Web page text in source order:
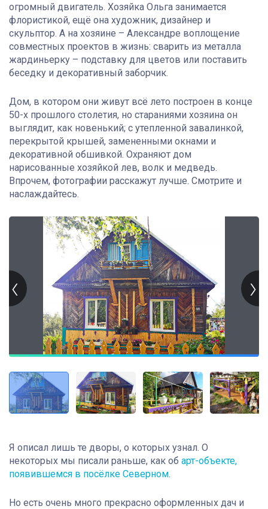
огромный двигатель. Хозяйка Ольга занимается
флористикой, ещё она художник, дизайнер и
скульптор. А на хозяине – Александре воплощение
совместных проектов в жизнь: сварить из металла
жардиньерку – подставку для цветов или поставить
беседку и декоративный заборчик.
Дом, в котором они живут всё лето построен в конце
50-х прошлого столетия, но стараниями хозяина он
выглядит, как новенький; с утепленной завалинкой,
перекрытой крышей, замененными окнами и
декоративной обшивкой. Охраняют дом
нарисованные хозяйкой лев, волк и медведь.
Впрочем, фотографии расскажут лучше. Смотрите и
наслаждайтесь.
Я описал лишь те дворы, о которых узнал. О
некоторых мы писали раньше, как об арт-объекте,
появившемся в посёлке Северном.
Но есть очень много прекрасно оформленных дач и